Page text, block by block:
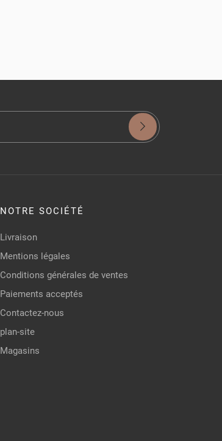
NOTRE SOCIÉTÉ
Livraison
Mentions légales
Conditions générales de ventes
Paiements acceptés
Contactez-nous
plan-site
Magasins